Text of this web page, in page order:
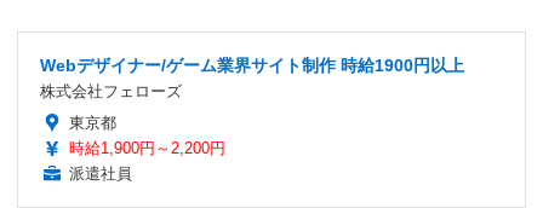
Webデザイナー/ゲーム業界サイト制作 時給1900円以上
株式会社フェローズ
東京都
時給1,900円～2,200円
派遣社員